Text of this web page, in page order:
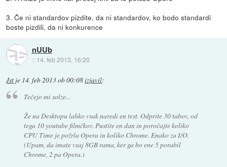
3. Če ni standardov pizdite, da ni standardov, ko bodo standardi
boste pizdili, da ni konkurence
nUUb
:: 14. feb 2013, 16:20
Jst je 14. feb 2013 ob 00:08izjavil:
Tečejo mi solze...
Že na Desktopu lahko vsak naredi en test. Odprite 30 tabov, od
tega 10 youtube filmčkov. Pustite en dan in poročajte koliko
CPU Time je požrla Opera in koliko Chrome. Enako za I/O.
(Upam, da imate vsaj 8GB rama, ker ga bo ene 5 porabil
Chrome, 2 pa Opera.)